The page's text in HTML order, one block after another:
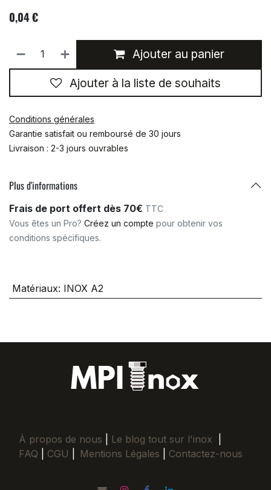
0,04€
Ajouter au panier
Ajouter à la liste de souhaits
Conditions générales
Garantie satisfait ou remboursé de 30 jours
Livraison : 2-3 jours ouvrables
Plus d'informations
Frais de port offert dès 70€ TTC
Vous êtes un Pro? Créez un compte pour obtenir vos
conditions spécifiques.
Matériaux: INOX A2
À propos de nous Le blog tout sur l'inox
FAQ
CGU Mentions Légales Contactez-nous